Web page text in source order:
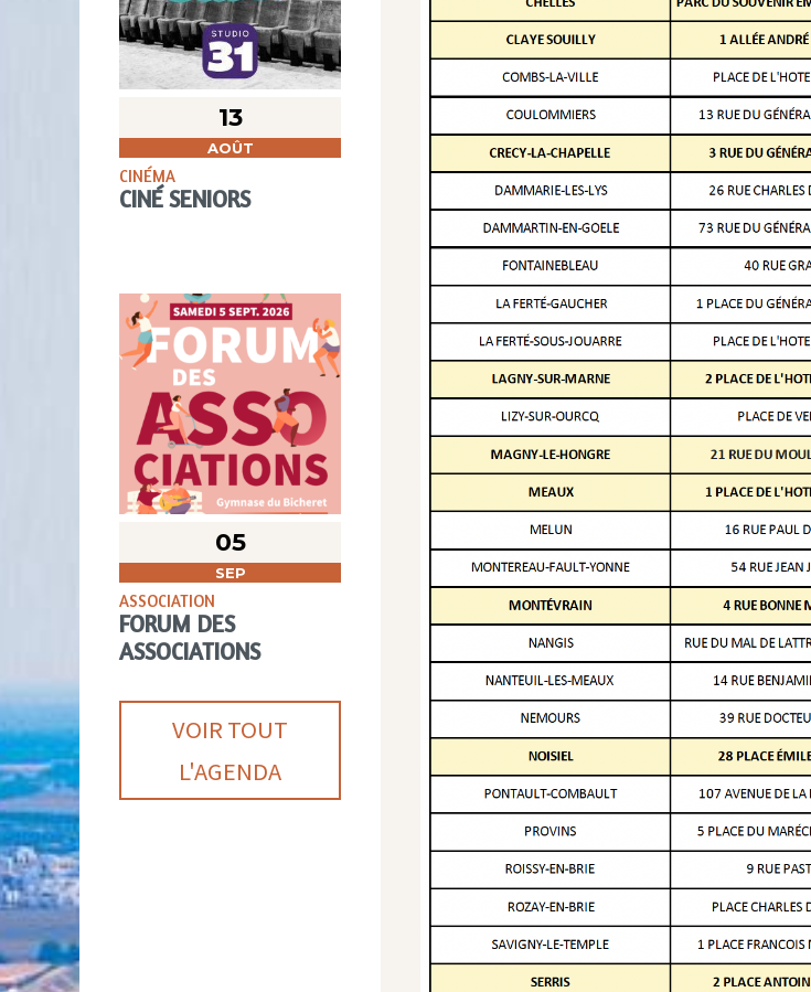
13
AOÛT
CINÉMA
CINÉ SENIORS
05
SEP
ASSOCIATION
FORUM DES
ASSOCIATIONS
VOIR TOUT
L'AGENDA